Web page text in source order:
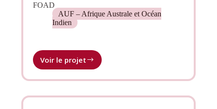
FOAD
AUF – Afrique Australe et Océan
Indien
Voir le projet
Formation
et